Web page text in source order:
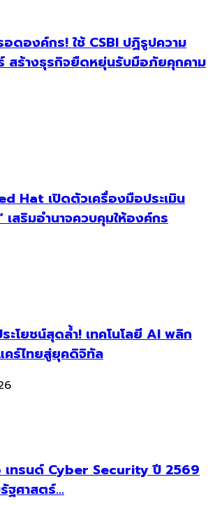
ดองค์กร! ใช้ CSBI ปฏิรูปความ
สร้างธุรกิจยืดหยุ่นรับมือภัยคุกคาม
Hat เปิดตัวเครื่องมือประเมิน
สริมอำนาจควบคุมให้องค์กร
ะโยชน์สุดล้ำ! เทคโนโลยี AI พลิก
คร์ไทยสู่ยุคดิจิทัล
ทรนด์ Cyber Security ปี 2569
ฐศาสตร์...